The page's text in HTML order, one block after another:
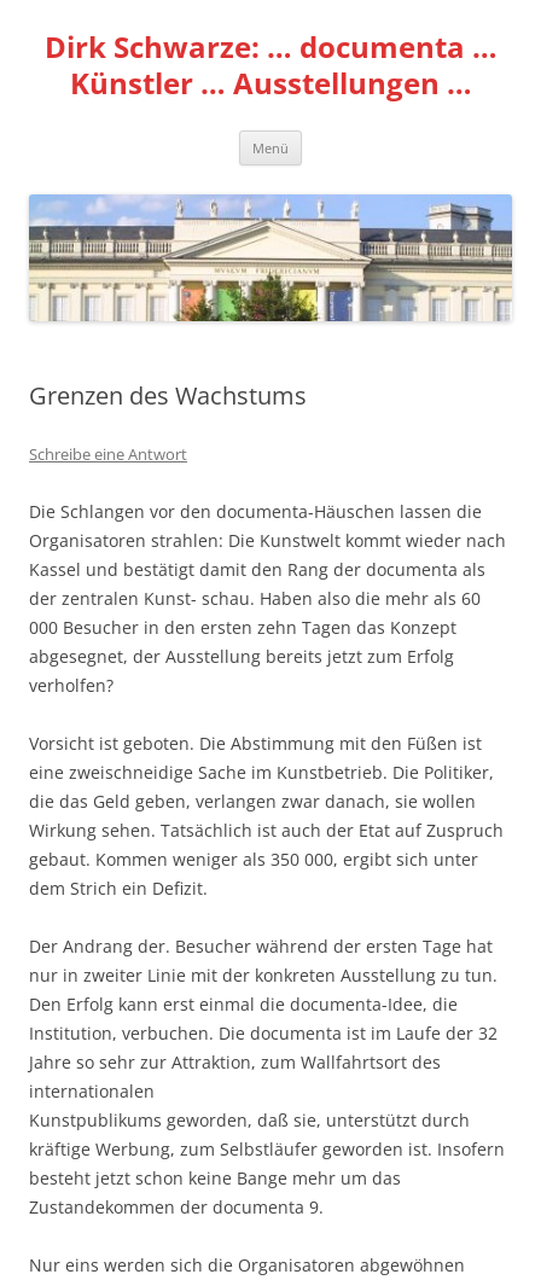
springen
Dirk Schwarze: … documenta …
Künstler … Ausstellungen …
Menü
Grenzen des Wachstums
Schreibe eine Antwort
Die Schlangen vor den documenta-Häuschen lassen die
Organisatoren strahlen: Die Kunstwelt kommt wieder nach
Kassel und bestätigt damit den Rang der documenta als
der zentralen Kunst- schau. Haben also die mehr als 60
000 Besucher in den ersten zehn Tagen das Konzept
abgesegnet, der Ausstellung bereits jetzt zum Erfolg
verholfen?
Vorsicht ist geboten. Die Abstimmung mit den Füßen ist
eine zweischneidige Sache im Kunstbetrieb. Die Politiker,
die das Geld geben, verlangen zwar danach, sie wollen
Wirkung sehen. Tatsächlich ist auch der Etat auf Zuspruch
gebaut. Kommen weniger als 350 000, ergibt sich unter
dem Strich ein Defizit.
Der Andrang der. Besucher während der ersten Tage hat
nur in zweiter Linie mit der konkreten Ausstellung zu tun.
Den Erfolg kann erst einmal die documenta-Idee, die
Institution, verbuchen. Die documenta ist im Laufe der 32
Jahre so sehr zur Attraktion, zum Wallfahrtsort des
internationalen
Kunstpublikums geworden, daß sie, unterstützt durch
kräftige Werbung, zum Selbstläufer geworden ist. Insofern
besteht jetzt schon keine Bange mehr um das
Zustandekommen der documenta 9.
Nur eins werden sich die Organisatoren abgewöhnen